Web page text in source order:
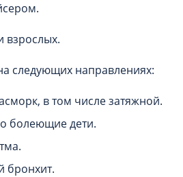
взрослых.
следующих направлениях:
в том числе затяжной.
болеющие дети.
бронхит.